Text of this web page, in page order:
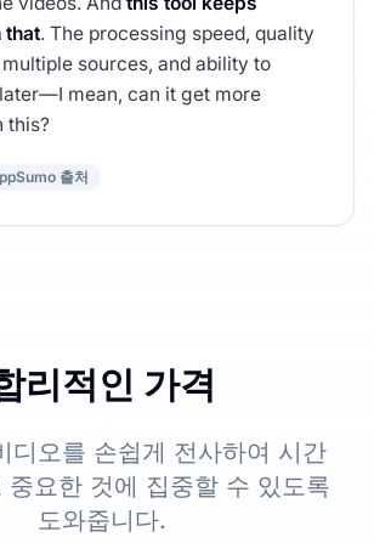
that. The processing speed, quality
sources, and ability to
mean, can it get more
this?
출처
리적인 가격
디오를 손쉽게 전사하여 시간
중요한 것에 집중할 수 있도록
도와줍니다.